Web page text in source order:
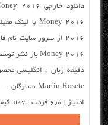
امتیاز : ۶٫۰ فرمت : mkv کیفیت : BluRay 720p ...